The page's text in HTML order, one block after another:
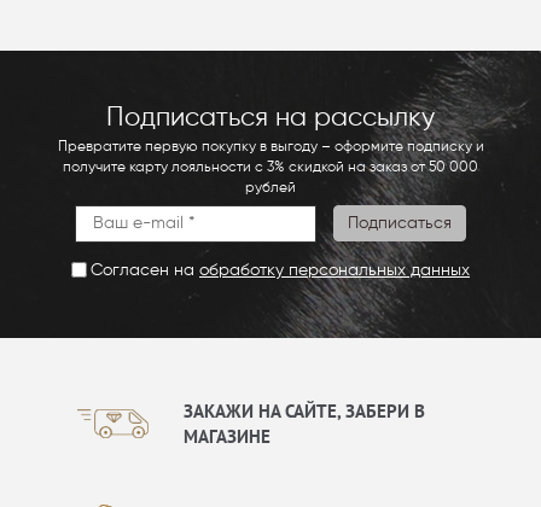
Подписаться на рассылку
Превратите первую покупку в выгоду – оформите подписку и
получите карту лояльности с 3% скидкой на заказ от 50 000
рублей
Согласен на обработку персональных данных
ЗАКАЖИ НА САЙТЕ, ЗАБЕРИ В
МАГАЗИНЕ